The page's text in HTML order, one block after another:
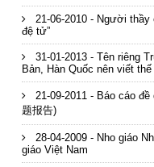
21-06-2010 - Người thầy
đệ tử”
31-01-2013 - Tên riêng
Bản, Hàn Quốc nên viết thế
21-09-2011 - Báo cáo đề
题报告)
28-04-2009 - Nho giáo
giáo Việt Nam